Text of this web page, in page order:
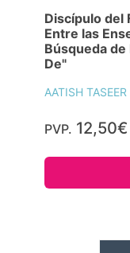
Discípulo del
Entre las
Búsqueda
De"
AATISH TASEER
PVP. 12,50€